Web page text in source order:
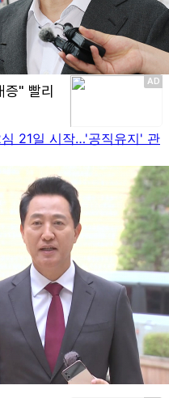
21일 시작…'공직유지' 관